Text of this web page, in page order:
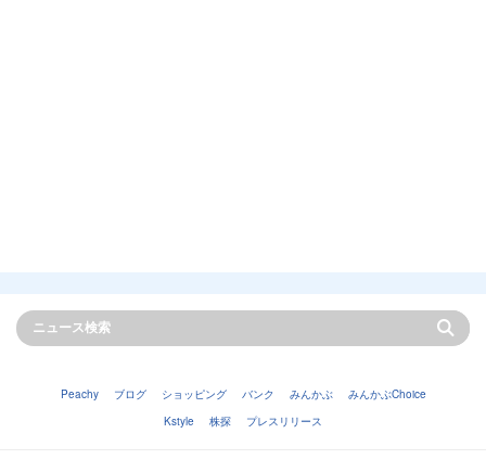
Peachy ブログ ショッピング バンク みんかぶ
みんかぶChoice
Kstyle
株探 プレスリリース